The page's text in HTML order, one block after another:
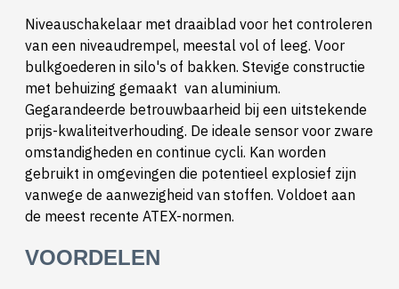
Niveauschakelaar met draaiblad voor het controleren
van een niveaudrempel, meestal vol of leeg. Voor
bulkgoederen in silo's of bakken. Stevige constructie
met behuizing gemaakt van aluminium.
Gegarandeerde betrouwbaarheid bij een uitstekende
prijs-kwaliteitverhouding. De ideale sensor voor zware
omstandigheden en continue cycli. Kan worden
gebruikt in omgevingen die potentieel explosief zijn
vanwege de aanwezigheid van stoffen. Voldoet aan
de meest recente ATEX-normen.
VOORDELEN